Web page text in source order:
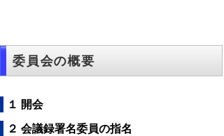
委員会の概要
１ 開会
２ 会議録署名委員の指名